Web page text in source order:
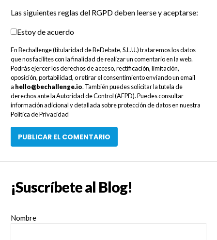
Las siguientes reglas del RGPD deben leerse y aceptarse:
Estoy de acuerdo
En Bechallenge (titularidad de BeDebate, S.L.U.) trataremos los datos
que nos facilites con la finalidad de realizar un comentario en la web.
Podrás ejercer los derechos de acceso, rectificación, limitación,
oposición, portabilidad, o retirar el consentimiento enviando un email
a hello@bechallenge.io. También puedes solicitar la tutela de
derechos ante la Autoridad de Control (AEPD). Puedes consultar
información adicional y detallada sobre protección de datos en nuestra
Política de Privacidad
¡Suscríbete al Blog!
Nombre